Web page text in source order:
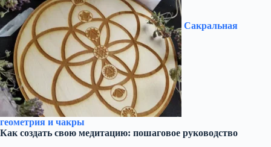
Сакральная
геометрия и чакры
Как создать свою медитацию: пошаговое руководство